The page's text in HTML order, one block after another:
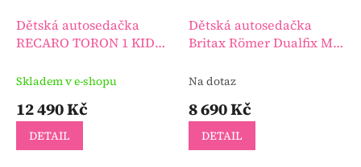
Dětská autosedačka
RECARO TORON 1 KID
Skladem v e-shopu
12 490 Kč
DETAIL
Dětská autosedačka
Britax Römer Dualfix M
Na dotaz
8 690 Kč
DETAIL